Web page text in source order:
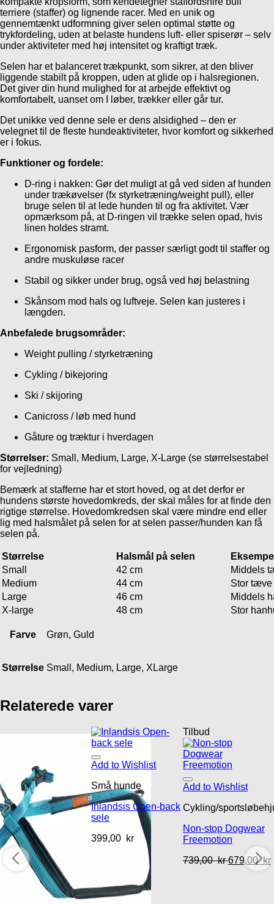
terriere (staffer) og lignende racer. Med en unik og
gennemtænkt udformning giver selen optimal støtte og
trykfordeling, uden at belaste hundens luft- eller spiserør – selv
under aktiviteter med høj intensitet og kraftigt træk.
Selen har et balanceret trækpunkt, som sikrer, at den bliver
liggende stabilt på kroppen, uden at glide op i halsregionen.
Det giver din hund mulighed for at arbejde effektivt og
komfortabelt, uanset om I løber, trækker eller går tur.
Det unikke ved denne sele er dens alsidighed – den er
velegnet til de fleste hundeaktiviteter, hvor komfort og sikkerhed
er i fokus.
Funktioner og fordele:
D-ring i nakken: Gør det muligt at gå ved siden af hunden
under trækøvelser (fx styrketræning/weight pull), eller
bruge selen til at lede hunden til og fra aktivitet. Vær
opmærksom på, at D-ringen vil trække selen opad, hvis
linen holdes stramt.
Ergonomisk pasform, der passer særligt godt til staffer og
andre muskuløse racer
Stabil og sikker under brug, også ved høj belastning
Skånsom mod hals og luftveje. Selen kan justeres i
længden.
Anbefalede brugsområder:
Weight pulling / styrketræning
Cykling / bikejoring
Ski / skijoring
Canicross / løb med hund
Gåture og træktur i hverdagen
Størrelser: Small, Medium, Large, X-Large (se størrelsestabel
for vejledning)
Bemærk at stafferne har et stort hoved, og at det derfor er
hundens største hovedomkreds, der skal måles for at finde den
rigtige størrelse. Hovedomkredsen skal være mindre end eller
lig med halsmålet på selen for at selen passer/hunden kan få
selen på.
Størrelse Halsmål på selen
Small
42 cm
Middels
Medium
44 cm
Stor tæve
Large
46 cm
Middels
X-large
48 cm Stor
Farve Grøn, Guld
Størrelse Small, Medium, Large, XLarge
Relaterede varer
Add to Wishlist
Små hunde
Inlandsis Open-back
sele
399,00 kr
Tilbud
Add to Wishlist
Cykling/
Non-stop Dogwear
Freemotion
739,00kr 679,00kr